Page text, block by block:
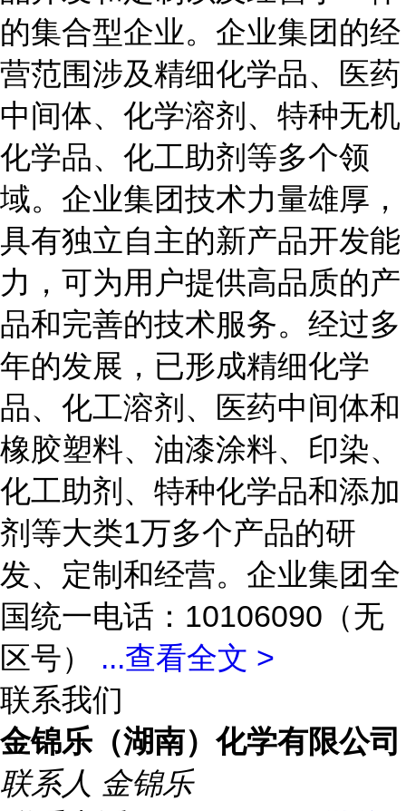
的集合型企业。企业集团的经
营范围涉及精细化学品、医药
中间体、化学溶剂、特种无机
化学品、化工助剂等多个领
域。企业集团技术力量雄厚，
具有独立自主的新产品开发能
力，可为用户提供高品质的产
品和完善的技术服务。经过多
年的发展，已形成精细化学
品、化工溶剂、医药中间体和
橡胶塑料、油漆涂料、印染、
化工助剂、特种化学品和添加
剂等大类1万多个产品的研
发、定制和经营。企业集团全
国统一电话：10106090（无
区号） ...查看全文 >
联系我们
金锦乐（湖南）化学有限公司
联系人 金锦乐